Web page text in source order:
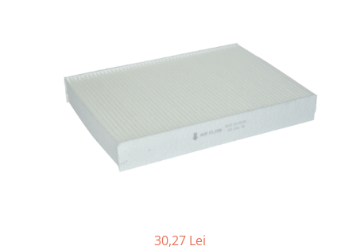
Jante si anvelope
Accesorii spalare si uscare
Intretinere motor
Curatare generala
30,27 Lei